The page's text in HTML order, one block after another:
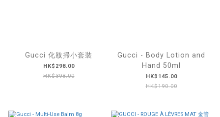
Gucci 化妝掃小套裝
HK$298.00
HK$398.00
Gucci - Body Lotion and
Hand 50ml
HK$145.00
HK$190.00